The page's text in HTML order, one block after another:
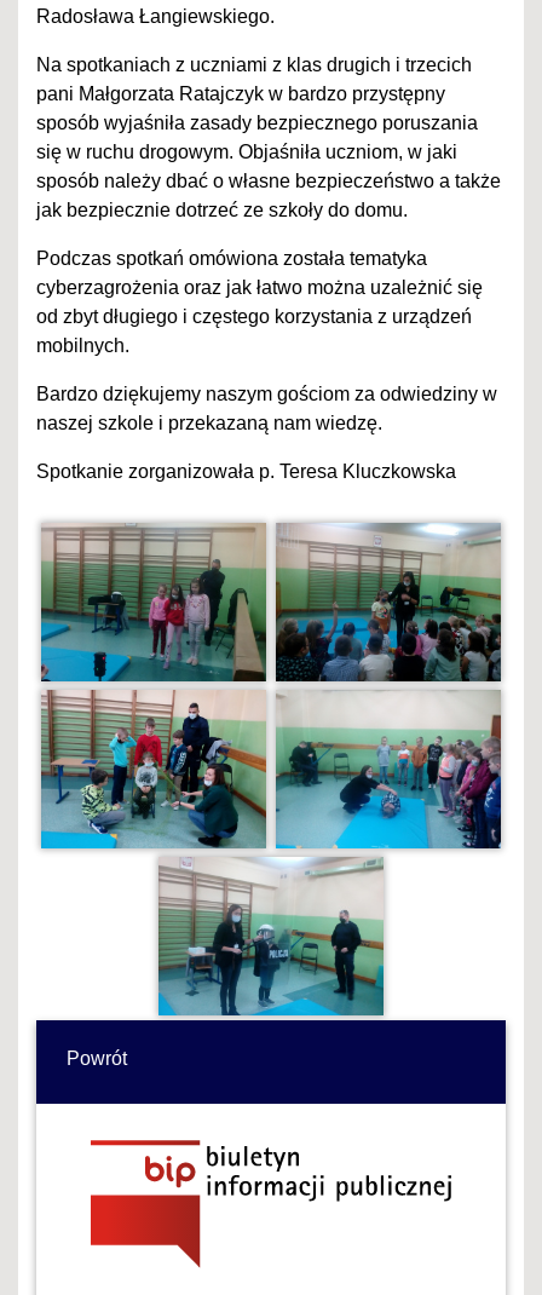
Radosława Łangiewskiego.
Na spotkaniach z uczniami z klas drugich i trzecich
pani Małgorzata Ratajczyk w bardzo przystępny
sposób wyjaśniła zasady bezpiecznego poruszania
się w ruchu drogowym. Objaśniła uczniom, w jaki
sposób należy dbać o własne bezpieczeństwo a także
jak bezpiecznie dotrzeć ze szkoły do domu.
Podczas spotkań omówiona została tematyka
cyberzagrożenia oraz jak łatwo można uzależnić się
od zbyt długiego i częstego korzystania z urządzeń
mobilnych.
Bardzo dziękujemy naszym gościom za odwiedziny w
naszej szkole i przekazaną nam wiedzę.
Spotkanie zorganizowała p. Teresa Kluczkowska
Powrót